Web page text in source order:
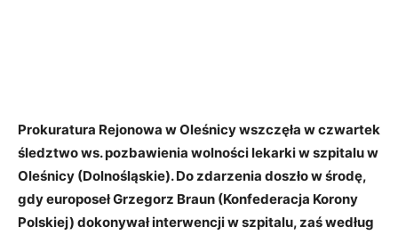
Prokuratura Rejonowa w Oleśnicy wszczęła w czwartek
śledztwo ws. pozbawienia wolności lekarki w szpitalu w
Oleśnicy (Dolnośląskie). Do zdarzenia doszło w środę,
gdy europoseł Grzegorz Braun (Konfederacja Korony
Polskiej) dokonywał interwencji w szpitalu, zaś według